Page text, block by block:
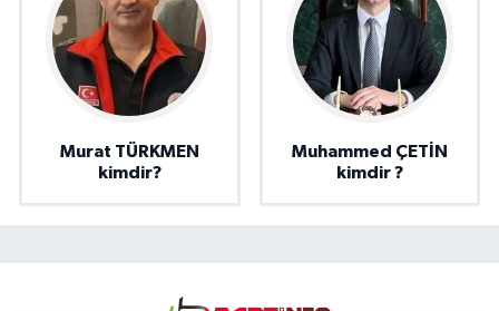
Murat TÜRKMEN
kimdir?
Muhammed ÇETİN
kimdir ?